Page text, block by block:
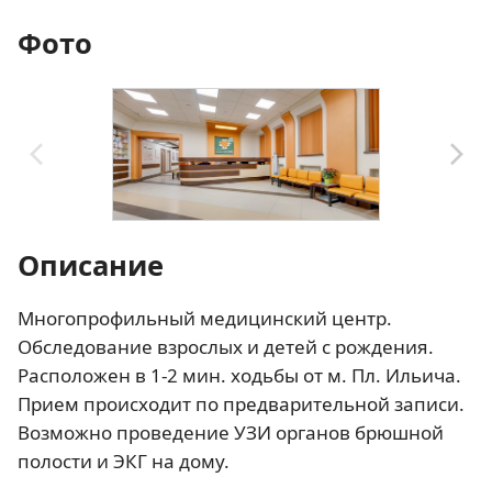
Фото
Описание
Многопрофильный медицинский центр.
Обследование взрослых и детей с рождения.
Расположен в 1-2 мин. ходьбы от м. Пл. Ильича.
Прием происходит по предварительной записи.
Возможно проведение УЗИ органов брюшной
полости и ЭКГ на дому.